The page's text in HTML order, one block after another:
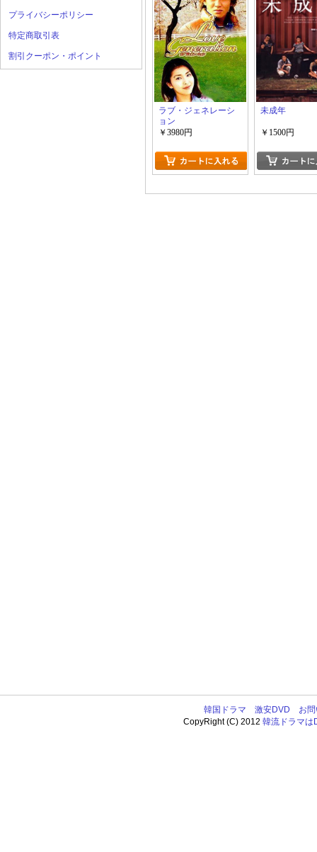
プライバシーポリシー
特定商取引表
割引クーポン・ポイント
ラブ・ジェネレーシ
ョン
￥3980円
未成年
￥1500円
韓国ドラマ 激安DVD
お
CopyRight (C) 2012韓流ドラマは